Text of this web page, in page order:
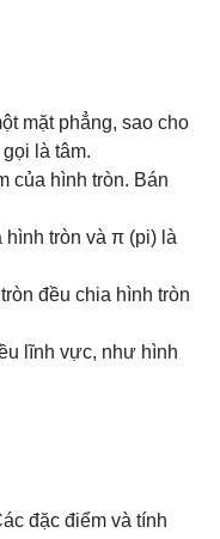
mặt phẳng, sao cho
là tâm.
của hình tròn. Bán
hình tròn và π (pi) là
đều chia hình tròn
lĩnh vực, như hình
đặc điểm và tính